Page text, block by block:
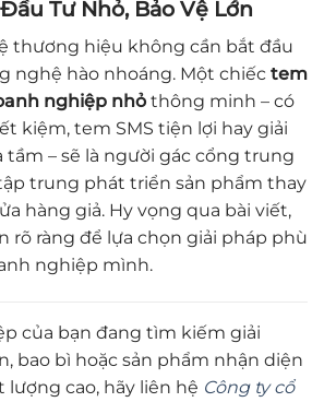
Tư Nhỏ, Bảo Vệ Lớn
thương hiệu không cần bắt đầu
nghệ hào nhoáng. Một chiếc tem
nghiệp nhỏ thông minh – có
kiệm, tem SMS tiện lợi hay giải
tầm – sẽ là người gác cổng trung
trung phát triển sản phẩm thay
hàng giả. Hy vọng qua bài viết,
rõ ràng để lựa chọn giải pháp phù
nghiệp mình.
của bạn đang tìm kiếm giải
bao bì hoặc sản phẩm nhận diện
cao, hãy liên hệ Công ty cổ